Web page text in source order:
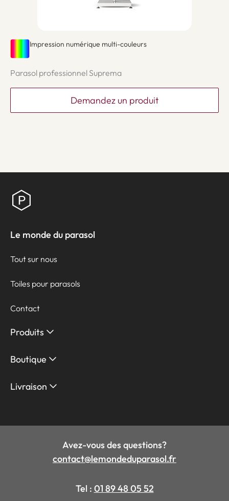
Impression numérique multi-couleurs
Parasol professionnel Suprema
Demandez un produit
Le monde du parasol
Tout sur nous
Toiles pour parasols
Contact
Produits
Boutique
Livraison
Avez-vous des questions?
contact@lemondeduparasol.fr
Tel : 01 89 48 05 52